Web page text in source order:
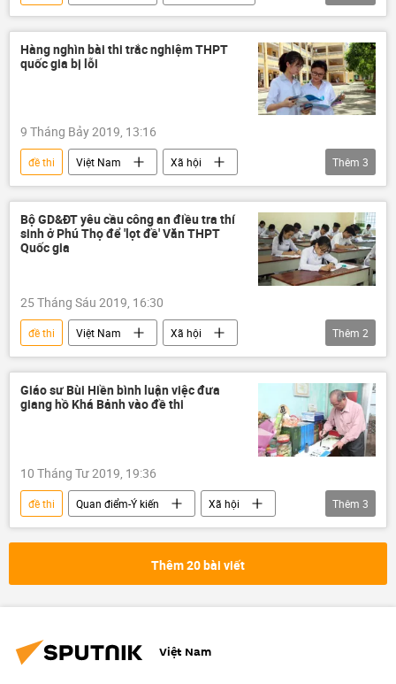
Bộ Giáo dục và Đào Tạo
chứng chỉ
Hàng nghìn bài thi trắc nghiệm THPT
quốc gia bị lỗi
9 Tháng Bảy 2019, 13:16
đề thi Việt Nam
Xã hội
kỳ thi THPT
Bộ Giáo dục và Đào Tạo
thi cử
Thêm 3
Bộ GD&ĐT yêu cầu công an điều tra thí
sinh ở Phú Thọ để 'lọt đề' Văn THPT
Quốc gia
25 Tháng Sáu 2019, 16:30
đề thi Việt Nam
Xã hội
Phú Thọ
gian lận thi cử
kỳ thi THPT
Thêm 2
Giáo sư Bùi Hiền bình luận việc đưa
giang hồ Khá Bảnh vào đề thi
10 Tháng Tư 2019, 19:36
đề thi Quan điểm-Ý kiến
Xã hội
Việt Nam
Bùi Hiền Khá Bảnh
Thêm 3
Thêm 20 bài viết
Việt Nam